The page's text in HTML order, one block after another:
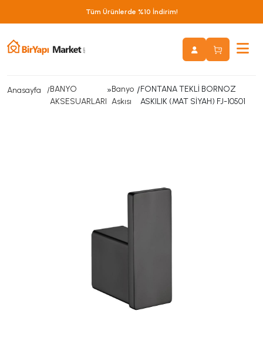
Tüm Ürünlerde %10 İndirim!
Anasayfa
BANYO
AKSESUARLARI
»Banyo
Askısı
/FONTANA TEKLİ BORNOZ
ASKILIK (MAT SİYAH) FJ-10501